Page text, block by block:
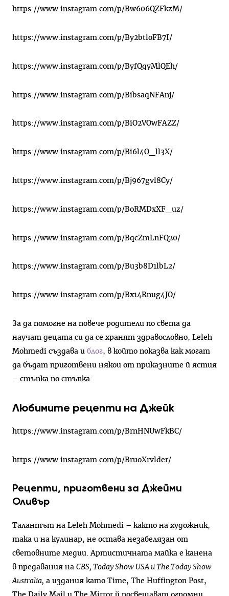
https://www.instagram.com/p/Bw606QZFkzM/
https://www.instagram.com/p/By2btloFB7I/
https://www.instagram.com/p/ByfQqyMlQEh/
https://www.instagram.com/p/BibsaqNFAnj/
https://www.instagram.com/p/BiO2VOwFAZZ/
https://www.instagram.com/p/Bi6l4O_ll3X/
https://www.instagram.com/p/Bj967gvl8Cy/
https://www.instagram.com/p/BoRMDxXF_uz/
https://www.instagram.com/p/BqcZmLnFQ20/
https://www.instagram.com/p/Bu3b8D1lbL2/
https://www.instagram.com/p/Bx14Rnug4JO/
За да помогне на повече родители по света да
научат децата си да се хранят здравословно, Leleh
Mohmedi създава и блог, в който показва как могат
да бъдат приготвени някои от приказните й ястия
– стъпка по стъпка:
Любимите рецепти на Джейк
https://www.instagram.com/p/BrnHNUwFkBC/
https://www.instagram.com/p/BruoXrvlder/
Рецепти, приготвени за Джейми
Оливър
Талантът на Leleh Mohmedi – както на художник,
така и на кулинар, не остава незабелязан от
световните медии. Артистичната майка е канена
в предавания на CBS, Today Show USA и The Today Show
Australia, а издания като Time, The Huffington Post,